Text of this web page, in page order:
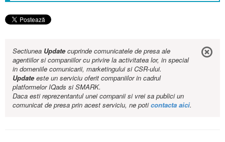
Sectiunea Updatecuprinde comunicatele de presa ale
agentiilor si companiilor cu privire la activitatea lor, in special
in domeniile comunicarii, marketingului si CSR-ului.
Updateeste un serviciu oferit companiilor in cadrul
platformelor IQads si SMARK.
Daca esti reprezentantul unei companii si vrei sa publici un
comunicat de presa prin acest serviciu, ne poticontacta aici.